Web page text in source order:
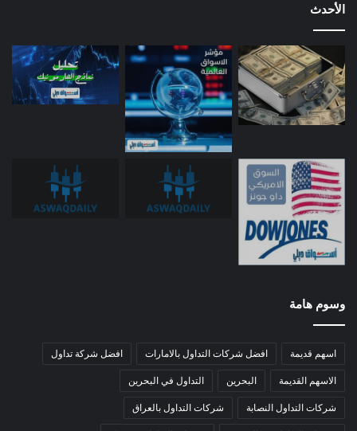
الأحدث
وسوم هامة
اسهم قديمة افضل شركات التداول بالامارات افضل شركة تداول
الاسهم القديمة البحرين التداول في البحرين
شركات التداول النصابة شركات التداول بالعراق